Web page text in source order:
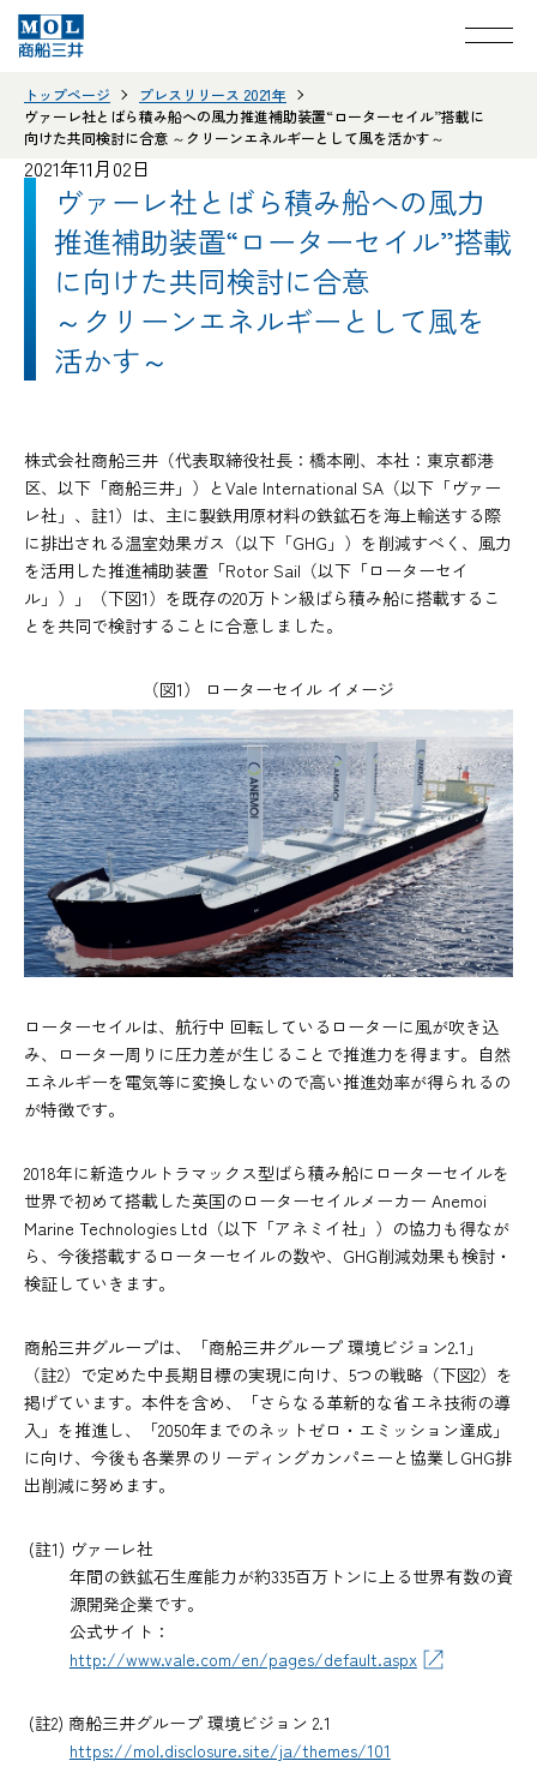
トップページ
プレスリリース 2021年
ヴァーレ社とばら積み船への風力推進補助装置“ローターセイル”搭載に
向けた共同検討に合意 ～クリーンエネルギーとして風を活かす～
2021年11月02日
ヴァーレ社とばら積み船への風力
推進補助装置“ローターセイル”搭載
に向けた共同検討に合意
～クリーンエネルギーとして風を
活かす～
株式会社商船三井（代表取締役社長：橋本剛、本社：東京都港
区、以下「商船三井」）とVale International SA（以下「ヴァー
レ社」、註1）は、主に製鉄用原材料の鉄鉱石を海上輸送する際
に排出される温室効果ガス（以下「GHG」）を削減すべく、風力
を活用した推進補助装置「Rotor Sail（以下「ローターセイ
ル」）」（下図1）を既存の20万トン級ばら積み船に搭載するこ
とを共同で検討することに合意しました。
（図1） ローターセイル イメージ
ローターセイルは、航行中 回転しているローターに風が吹き込
み、ローター周りに圧力差が生じることで推進力を得ます。自然
エネルギーを電気等に変換しないので高い推進効率が得られるの
が特徴です。
2018年に新造ウルトラマックス型ばら積み船にローターセイルを
世界で初めて搭載した英国のローターセイルメーカー Anemoi
Marine Technologies Ltd（以下「アネミイ社」）の協力も得なが
ら、今後搭載するローターセイルの数や、GHG削減効果も検討・
検証していきます。
商船三井グループは、「商船三井グループ 環境ビジョン2.1」
（註2）で定めた中長期目標の実現に向け、5つの戦略（下図2）を
掲げています。本件を含め、「さらなる革新的な省エネ技術の導
入」を推進し、「2050年までのネットゼロ・エミッション達成」
に向け、今後も各業界のリーディングカンパニーと協業しGHG排
出削減に努めます。
(註1) ヴァーレ社
年間の鉄鉱石生産能力が約335百万トンに上る世界有数の資
源開発企業です。
公式サイト：
http://www.vale.com/en/pages/default.aspx
(註2) 商船三井グループ 環境ビジョン 2.1
https://mol.disclosure.site/ja/themes/101